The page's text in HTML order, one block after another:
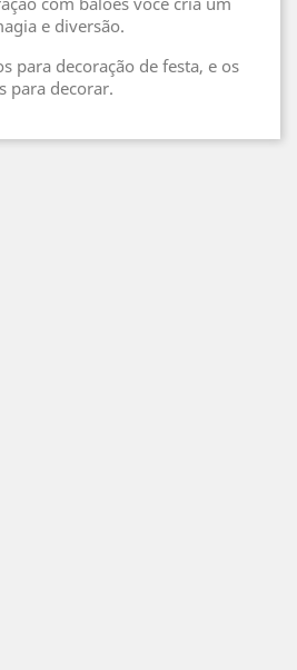
e diversão.
para decoração de festa, e os
para decorar.